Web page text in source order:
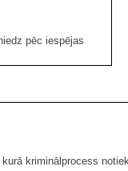
pēc iespējas
kriminālprocess